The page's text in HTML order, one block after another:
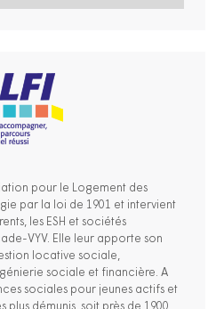
pour le Logement des
par la loi de 1901 et intervient
les ESH et sociétés
VYV. Elle leur apporte son
locative sociale,
sociale et financière. A
sociales pour jeunes actifs et